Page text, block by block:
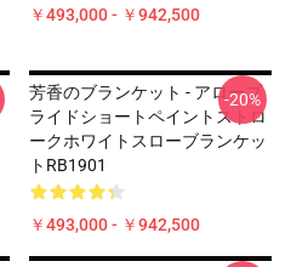
￥493,000 - ￥942,500
芳香のブランケット - アロープ
ライドショートペイントストロ
ークホワイトスローブランケッ
トRB1901
￥493,000 - ￥942,500
-20%